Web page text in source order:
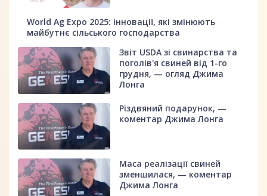
World Ag Expo 2025: інновації, які змінюють
майбутнє сільського господарства
Звіт USDA зі свинарства та
поголів'я свиней від 1-го
грудня, — огляд Джима
Лонга
Різдвяний подарунок, —
коментар Джима Лонга
Маса реалізації свиней
зменшилася, — коментар
Джима Лонга